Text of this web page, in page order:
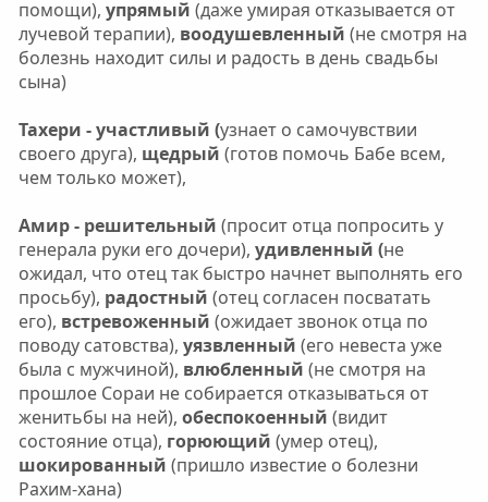
помощи), упрямый (даже умирая отказывается от
лучевой терапии), воодушевленный (не смотря на
болезнь находит силы и радость в день свадьбы
сына)
Тахери - участливый (узнает о самочувствии
своего друга), щедрый (готов помочь Бабе всем,
чем только может),
Амир - решительный (просит отца попросить у
генерала руки его дочери), удивленный (не
ожидал, что отец так быстро начнет выполнять его
просьбу), радостный (отец согласен посватать
его), встревоженный (ожидает звонок отца по
поводу сатовства), уязвленный (его невеста уже
была с мужчиной), влюбленный (не смотря на
прошлое Сораи не собирается отказываться от
женитьбы на ней), обеспокоенный (видит
состояние отца), горюющий (умер отец),
шокированный (пришло известие о болезни
Рахим-хана)